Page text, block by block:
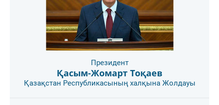
Президент
Қасым-Жомарт Тоқаев
Қазақстан Республикасының халқына Жолдауы